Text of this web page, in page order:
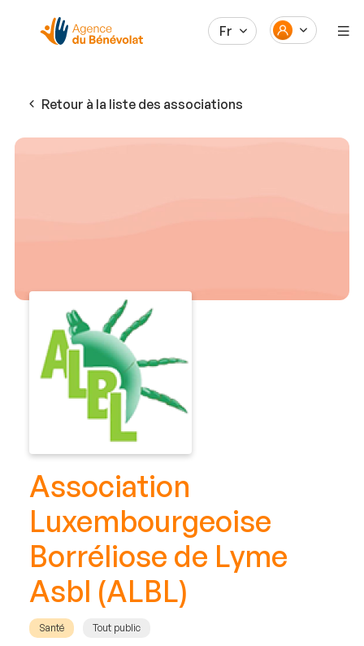
Fr
Retour à la liste des associations
Association
Luxembourgeoise
Borréliose de Lyme
Asbl (ALBL)
Santé Tout public